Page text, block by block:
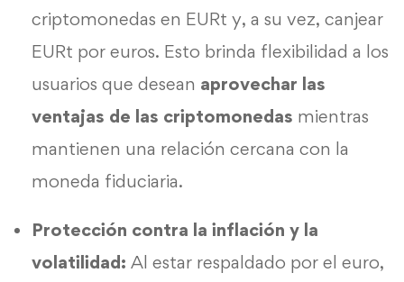
criptomonedas en EURt y, a su vez, canjear
EURt por euros. Esto brinda flexibilidad a los
usuarios que desean aprovechar las
ventajas de las criptomonedas mientras
mantienen una relación cercana con la
moneda fiduciaria.
Protección contra la inflación y la
volatilidad: Al estar respaldado por el euro,